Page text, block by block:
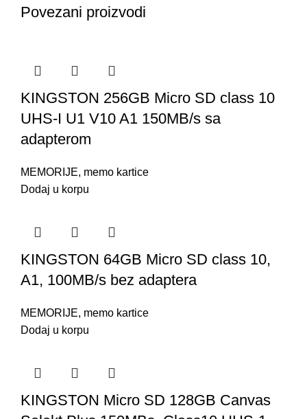
Povezani proizvodi
KINGSTON 256GB Micro SD class 10
UHS-I U1 V10 A1 150MB/s sa
adapterom
MEMORIJE, memo kartice
Dodaj u korpu
KINGSTON 64GB Micro SD class 10,
A1, 100MB/s bez adaptera
MEMORIJE, memo kartice
Dodaj u korpu
KINGSTON Micro SD 128GB Canvas